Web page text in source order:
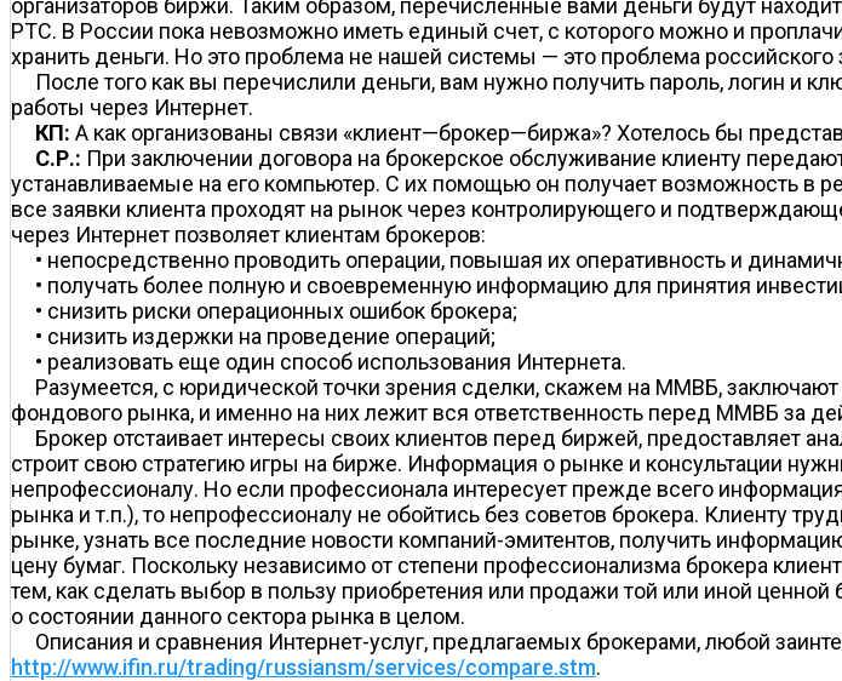
организаторов биржи. Таким образом, перечисленные вами деньги будут
РТС. В России пока невозможно иметь единый счет, с которого можно и
хранить деньги. Но это проблема не нашей системы — это проблема
После того как вы перечислили деньги, вам нужно получить пароль, логин и
работы через Интернет.
КП: А как организованы связи «клиент—брокер—биржа»? Хотелось бы
С.Р.: При заключении договора на брокерское обслуживание клиенту
устанавливаемые на его компьютер. С их помощью он получает возможность в
все заявки клиента проходят на рынок через контролирующего и
через Интернет позволяет клиентам брокеров:
• непосредственно проводить операции, повышая их оперативность и
• получать более полную и своевременную информацию для принятия
• снизить риски операционных ошибок брокера;
• снизить издержки на проведение операций;
• реализовать еще один способ использования Интернета.
Разумеется, с юридической точки зрения сделки, скажем на ММВБ,
фондового рынка, и именно на них лежит вся ответственность перед ММВБ за
Брокер отстаивает интересы своих клиентов перед биржей, предоставляет
строит свою стратегию игры на бирже. Информация о рынке и консультации
непрофессионалу. Но если профессионала интересует прежде всего
рынка и т.п.), то непрофессионалу не обойтись без советов брокера. Клиенту
рынке, узнать все последние новости компаний-эмитентов, получить
цену бумаг. Поскольку независимо от степени профессионализма брокера
тем, как сделать выбор в пользу приобретения или продажи той или иной
о состоянии данного сектора рынка в целом.
Описания и сравнения Интернет-услуг, предлагаемых брокерами, любой
http://www.ifin.ru/trading/russiansm/services/compare.stm.